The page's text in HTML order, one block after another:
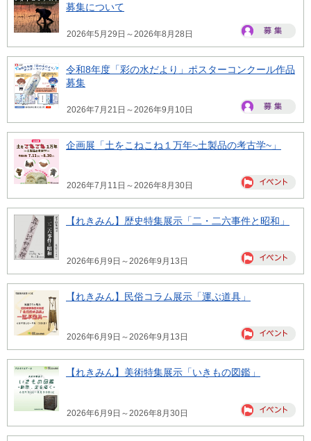
募集について
2026年5月29日～2026年8月28日
令和8年度「彩の水だより」ポスターコンクール作品
募集
2026年7月21日～2026年9月10日
企画展「土をこねこね１万年~土製品の考古学~」
2026年7月11日～2026年8月30日
【れきみん】歴史特集展示「二・二六事件と昭和」
2026年6月9日～2026年9月13日
【れきみん】民俗コラム展示「運ぶ道具」
2026年6月9日～2026年9月13日
【れきみん】美術特集展示「いきもの図鑑」
2026年6月9日～2026年8月30日